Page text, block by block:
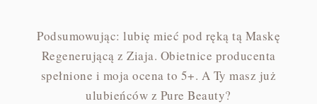
Podsumowując: lubię mieć pod ręką tą Maskę
Regenerującą z Ziaja. Obietnice producenta
spełnione i moja ocena to 5+. A Ty masz już
ulubieńców z Pure Beauty?